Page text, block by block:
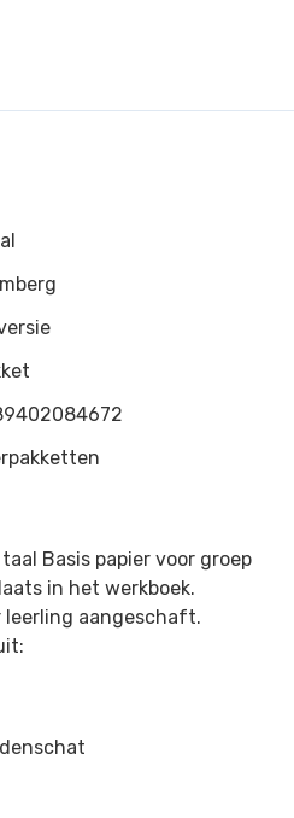
Basis papier voor groep
in het werkboek.
leerling aangeschaft.